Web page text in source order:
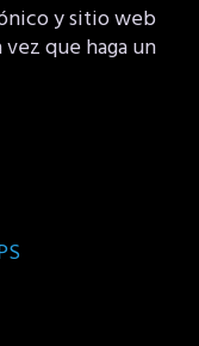
y sitio web
que haga un